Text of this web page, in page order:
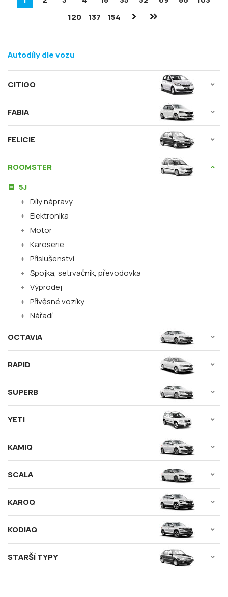
120
137 154
Autodíly dle vozu
CITIGO
FABIA
FELICIE
ROOMSTER
5J
Díly nápravy
Elektronika
Motor
Karoserie
Příslušenství
Spojka, setrvačník, převodovka
Výprodej
Přívěsné vozíky
Nářadí
OCTAVIA
RAPID
SUPERB
YETI
KAMIQ
SCALA
KAROQ
KODIAQ
STARŠÍ TYPY